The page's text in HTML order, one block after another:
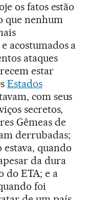
os fatos estão
que nenhum
acostumados a
ataques
estar
Estados
com seus
secretos,
Gêmeas de
derrubadas;
quando
da dura
do ETA; e a
foi